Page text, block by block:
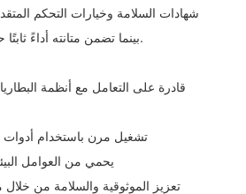
شهادات السلامة وخيارات التحكم
بينما تضمن متانته أداءً ثابتًا حتى في الظروف الصعبة.
- تشغيل مرن باستخدام أدوات
- يحمي من العوامل